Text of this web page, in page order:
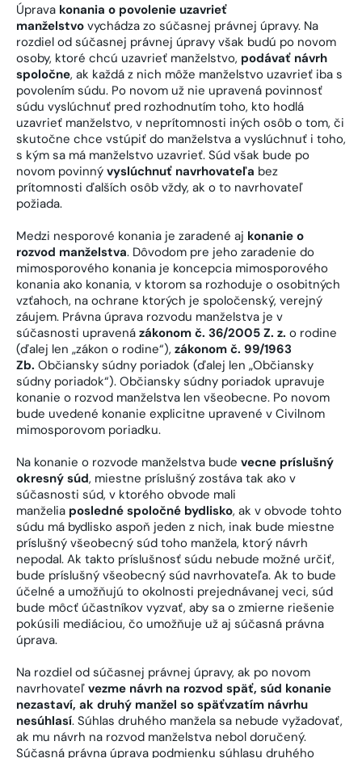
Úprava konania o povolenie uzavrieť
manželstvo vychádza zo súčasnej právnej úpravy. Na
rozdiel od súčasnej právnej úpravy však budú po novom
osoby, ktoré chcú uzavrieť manželstvo, podávať návrh
spoločne, ak každá z nich môže manželstvo uzavrieť iba s
povolením súdu. Po novom už nie upravená povinnosť
súdu vyslúchnuť pred rozhodnutím toho, kto hodlá
uzavrieť manželstvo, v neprítomnosti iných osôb o tom, či
skutočne chce vstúpiť do manželstva a vyslúchnuť i toho,
s kým sa má manželstvo uzavrieť. Súd však bude po
novom povinný vyslúchnuť navrhovateľa bez
prítomnosti ďalších osôb vždy, ak o to navrhovateľ
požiada.
Medzi nesporové konania je zaradené aj konanie o
rozvod manželstva. Dôvodom pre jeho zaradenie do
mimosporového konania je koncepcia mimosporového
konania ako konania, v ktorom sa rozhoduje o osobitných
vzťahoch, na ochrane ktorých je spoločenský, verejný
záujem. Právna úprava rozvodu manželstva je v
súčasnosti upravená zákonom č. 36/2005 Z. z. o rodine
(ďalej len „zákon o rodine“), zákonom č. 99/1963
Zb. Občiansky súdny poriadok (ďalej len „Občiansky
súdny poriadok“). Občiansky súdny poriadok upravuje
konanie o rozvod manželstva len všeobecne. Po novom
bude uvedené konanie explicitne upravené v Civilnom
mimosporovom poriadku.
Na konanie o rozvode manželstva bude vecne príslušný
okresný súd, miestne príslušný zostáva tak ako v
súčasnosti súd, v ktorého obvode mali
manželia posledné spoločné bydlisko, ak v obvode tohto
súdu má bydlisko aspoň jeden z nich, inak bude miestne
príslušný všeobecný súd toho manžela, ktorý návrh
nepodal. Ak takto príslušnosť súdu nebude možné určiť,
bude príslušný všeobecný súd navrhovateľa. Ak to bude
účelné a umožňujú to okolnosti prejednávanej veci, súd
bude môcť účastníkov vyzvať, aby sa o zmierne riešenie
pokúsili mediáciou, čo umožňuje už aj súčasná právna
úprava.
Na rozdiel od súčasnej právnej úpravy, ak po novom
navrhovateľ vezme návrh na rozvod späť, súd konanie
nezastaví, ak druhý manžel so späťvzatím návrhu
nesúhlasí. Súhlas druhého manžela sa nebude vyžadovať,
ak mu návrh na rozvod manželstva nebol doručený.
Súčasná právna úprava podmienku súhlasu druhého